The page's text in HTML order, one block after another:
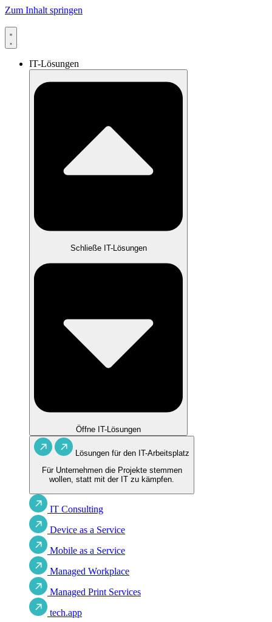
Zum Inhalt springen
IT-Lösungen
Schließe IT-Lösungen
Öffne IT-Lösungen
Lösungen für den IT-Arbeitsplatz
Für Unternehmen die Projekte stemmen
wollen, statt mit der IT zu kämpfen.
IT Consulting
Device as a Service
Mobile as a Service
Managed Workplace
Managed Print Services
tech.app